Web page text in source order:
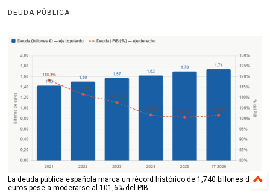
DEUDA PÚBLICA
La deuda pública española marca un récord histórico de 1,740 billones de
euros pese a moderarse al 101,6% del PIB